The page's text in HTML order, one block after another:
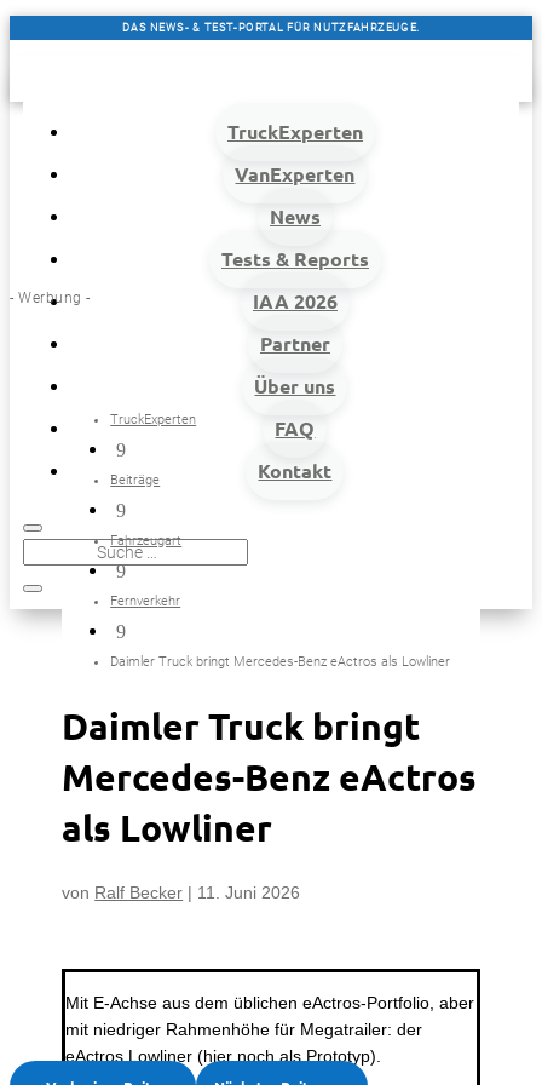
DAS NEWS- & TEST-PORTAL FÜR NUTZFAHRZEUGE.
TruckExperten
VanExperten
News
Tests & Reports
IAA 2026
Partner
Über uns
FAQ
Kontakt
- Werbung -
TruckExperten
9
Beiträge
9
Fahrzeugart
9
Fernverkehr
9
Daimler Truck bringt Mercedes-Benz eActros als Lowliner
Daimler Truck bringt
Mercedes-Benz eActros
als Lowliner
von Ralf Becker | 11. Juni 2026
Mit E-Achse aus dem üblichen eActros-Portfolio, aber
mit niedriger Rahmenhöhe für Megatrailer: der
eActros Lowliner (hier noch als Prototyp).